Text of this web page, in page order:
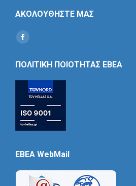
ΑΚΟΛΟΥΘΗΣΤΕ ΜΑΣ
Find us on:
Social
ΠΟΛΙΤΙΚΗ ΠΟΙΟΤΗΤΑΣ ΕΒΕΑ
EBEA WebMail